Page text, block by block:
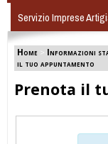
Servizio Imprese
Home > Informazioni
il tuo appuntamento
Prenota il